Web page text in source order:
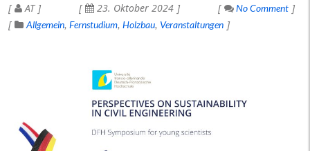
AT 23. Oktober 2024
No Comment
Allgemein Fernstudium Holzbau Veranstaltungen